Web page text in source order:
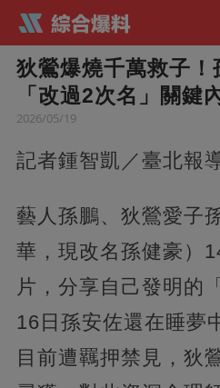
狄鶯爆燒千萬救子！
「改過2次名」關鍵
2026/05/19
記者鍾智凱／臺北報
藝人孫鵬、狄鶯愛子
華，現改名孫健豪）
片，分享自己發明的
16日孫安佐還在睡夢
目前遭羈押禁見，狄